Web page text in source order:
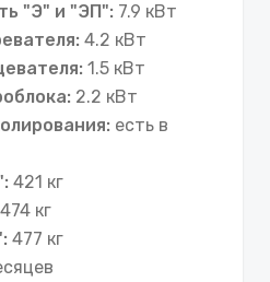
"Э" и "ЭП": 7.9 кВт
4.2 кВт
1.5 кВт
2.2 кВт
есть в
421 кг
474 кг
477 кг